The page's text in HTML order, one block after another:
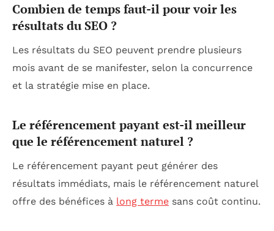
Combien de temps faut-il pour voir les
résultats du SEO ?
Les résultats du SEO peuvent prendre plusieurs
mois avant de se manifester, selon la concurrence
et la stratégie mise en place.
Le référencement payant est-il meilleur
que le référencement naturel ?
Le référencement payant peut générer des
résultats immédiats, mais le référencement naturel
offre des bénéfices à long terme sans coût continu.